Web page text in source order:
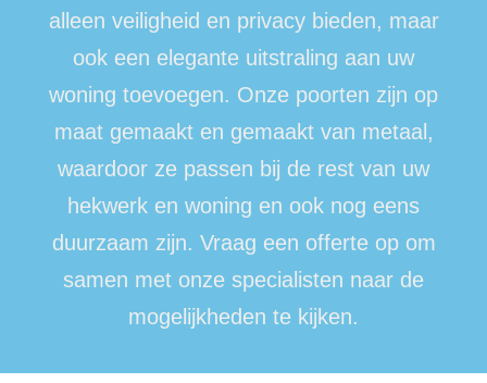
alleen veiligheid en privacy bieden, maar
ook een elegante uitstraling aan uw
woning toevoegen. Onze poorten zijn op
maat gemaakt en gemaakt van metaal,
waardoor ze passen bij de rest van uw
hekwerk en woning en ook nog eens
duurzaam zijn. Vraag een offerte op om
samen met onze specialisten naar de
mogelijkheden te kijken.